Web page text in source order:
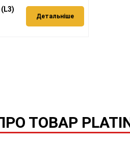
(L3)
Детальніше
ТОВАР PLATIN